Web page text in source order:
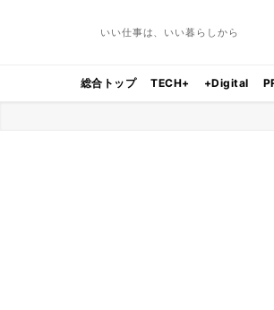
いい仕事は、いい暮らしから
総合トップ TECH+ +Digital